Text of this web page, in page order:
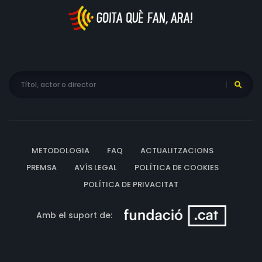
METODOLOGIA FAQ
ACTUALITZACIONS
PREMSA
AVÍS LEGAL
POLÍTICA DE COOKIES
POLÍTICA DE PRIVACITAT
Amb el suport de: